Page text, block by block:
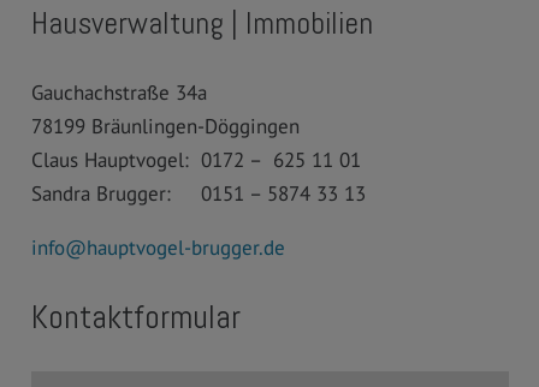
Hausverwaltung | Immobilien
Gauchachstraße 34a
78199 Bräunlingen-Döggingen
Claus Hauptvogel: 0172 – 625 11 01
Sandra Brugger: 0151 – 5874 33 13
info@hauptvogel-brugger.de
Kontaktformular